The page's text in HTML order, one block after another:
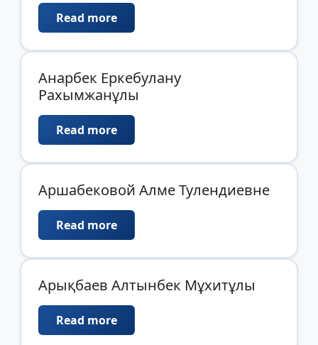
Read more
Анарбек Еркебулану
Рахымжанұлы
Read more
Аршабековой Алме Тулендиевне
Read more
Арықбаев Алтынбек Мұхитұлы
Read more